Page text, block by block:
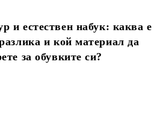
и естествен набук: каква е
и кой материал да
за обувките си?